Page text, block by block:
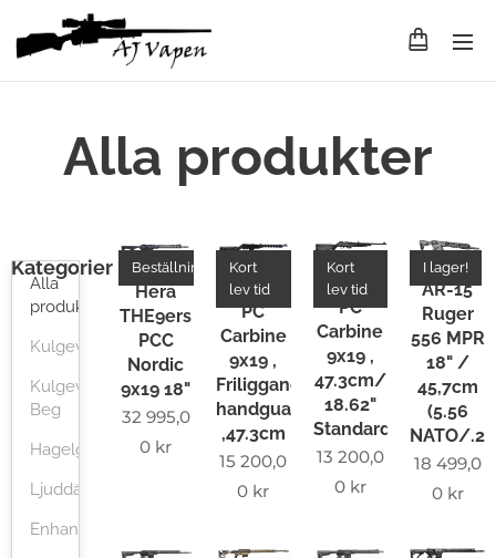
Alla produkter
Kategorier
Alla
produkter
Kulgevär
Kulgevär
Beg
Hagelgevär
Ljuddämpare
Enhandsvapen
Hera
THE9ers
PCC
Nordic
9x19 18"
Beställningsvara
32 995,0
0 kr
Ruger
PC
Carbine
9x19 ,
Friliggande
handguard
,47.3cm
Kort
lev tid
15 200,0
0 kr
Ruger
PC
Carbine
9x19 ,
47.3cm/
18.62"
Standard
Kort
lev tid
13 200,0
0kr
AR-15
Ruger
556 MPR
18" /
45,7cm
(5.56
NATO/
I lager!
18 499,0
0kr